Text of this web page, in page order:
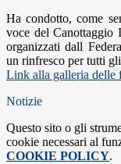
Ha condotto, come
voce del Canottaggio
organizzati dall
un rinfresco per tutti
Link alla galleria delle
Notizie
Questo sito o gli
cookie necessari al
COOKIE POLICY.